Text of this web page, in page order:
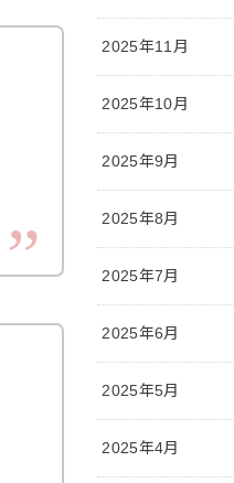
2025年11月
2025年10月
2025年9月
2025年8月
2025年7月
2025年6月
2025年5月
2025年4月